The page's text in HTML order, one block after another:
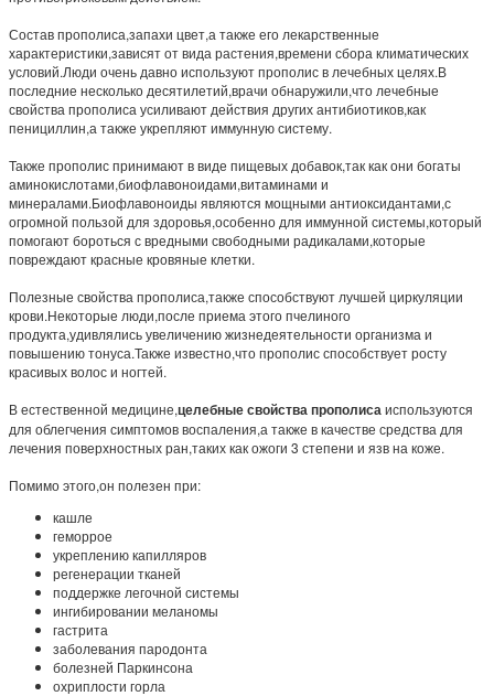
Состав прополиса,запахи цвет,а также его лекарственные
характеристики,зависят от вида растения,времени сбора климатических
условий.Люди очень давно используют прополис в лечебных целях.В
последние несколько десятилетий,врачи обнаружили,что лечебные
свойства прополиса усиливают действия других антибиотиков,как
пенициллин,а также укрепляют иммунную систему.
Также прополис принимают в виде пищевых добавок,так как они богаты
аминокислотами,биофлавоноидами,витаминами и
минералами.Биофлавоноиды являются мощными антиоксидантами,с
огромной пользой для здоровья,особенно для иммунной системы,который
помогают бороться с вредными свободными радикалами,которые
повреждают красные кровяные клетки.
Полезные свойства прополиса,также способствуют лучшей циркуляции
крови.Некоторые люди,после приема этого пчелиного
продукта,удивлялись увеличению жизнедеятельности организма и
повышению тонуса.Также известно,что прополис способствует росту
красивых волос и ногтей.
В естественной медицине,целебные свойства прополисаиспользуются
для облегчения симптомов воспаления,а также в качестве средства для
лечения поверхностных ран,таких как ожоги 3 степени и язв на коже.
Помимо этого,он полезен при:
кашле
геморрое
укреплению капилляров
регенерации тканей
поддержке легочной системы
ингибировании меланомы
гастрита
заболевания пародонта
болезней Паркинсона
охриплости горла